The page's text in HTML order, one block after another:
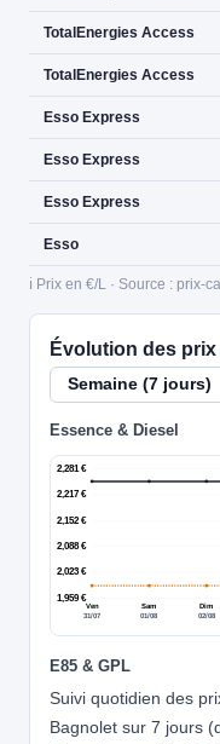
TotalEnergies Access
TotalEnergies Access
Esso Express
Esso Express
Esso Express
Esso
ℹ️ Prix en €/L · Source : prix-
Évolution des
Essence & Diesel
1,959 €
2,023 €
2,088 €
2,152 €
2,217 €
2,281 €
Ven
31/07
Sam
01/08
Dim
02/08
E85 & GPL
Suivi quotidien des
Bagnolet sur 7 jours